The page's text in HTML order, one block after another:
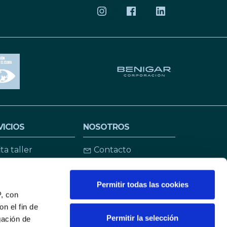
con
el fin de
de
Permitir todas las cookies
Permitir la selección
SÍGUENOS EN INSTAGRAM
SÍGUENOS ENSÍGUENOS EN
taller
NOSOTROS
Contacto
Quiénes somos
Instalaciones
Actualidad
Únete a nosotros